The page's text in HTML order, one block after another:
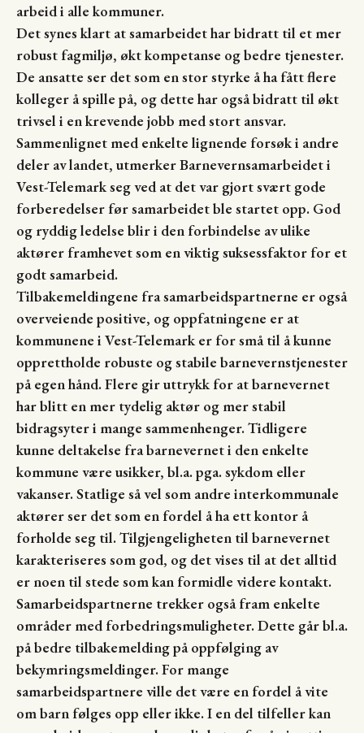
arbeid i alle kommuner.
Det synes klart at samarbeidet har bidratt til et mer
robust fagmiljø, økt kompetanse og bedre tjenester.
De ansatte ser det som en stor styrke å ha fått flere
kolleger å spille på, og dette har også bidratt til økt
trivsel i en krevende jobb med stort ansvar.
Sammenlignet med enkelte lignende forsøk i andre
deler av landet, utmerker Barnevernsamarbeidet i
Vest-Telemark seg ved at det var gjort svært gode
forberedelser før samarbeidet ble startet opp. God
og ryddig ledelse blir i den forbindelse av ulike
aktører framhevet som en viktig suksessfaktor for et
godt samarbeid.
Tilbakemeldingene fra samarbeidspartnerne er også
overveiende positive, og oppfatningene er at
kommunene i Vest-Telemark er for små til å kunne
opprettholde robuste og stabile barnevernstjenester
på egen hånd. Flere gir uttrykk for at barnevernet
har blitt en mer tydelig aktør og mer stabil
bidragsyter i mange sammenhenger. Tidligere
kunne deltakelse fra barnevernet i den enkelte
kommune være usikker, bl.a. pga. sykdom eller
vakanser. Statlige så vel som andre interkommunale
aktører ser det som en fordel å ha ett kontor å
forholde seg til. Tilgjengeligheten til barnevernet
karakteriseres som god, og det vises til at det alltid
er noen til stede som kan formidle videre kontakt.
Samarbeidspartnerne trekker også fram enkelte
områder med forbedringsmuligheter. Dette går bl.a.
på bedre tilbakemelding på oppfølging av
bekymringsmeldinger. For mange
samarbeidspartnere ville det være en fordel å vite
om barn følges opp eller ikke. I en del tilfeller kan